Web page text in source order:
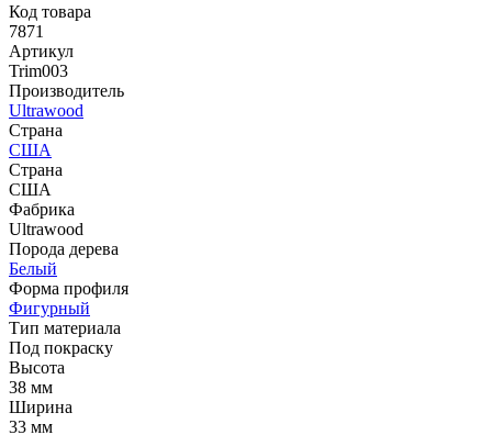
Код товара
7871
Артикул
Trim003
Производитель
Ultrawood
Страна
США
Страна
США
Фабрика
Ultrawood
Порода дерева
Белый
Форма профиля
Фигурный
Тип материала
Под покраску
Высота
38 мм
Ширина
33 мм